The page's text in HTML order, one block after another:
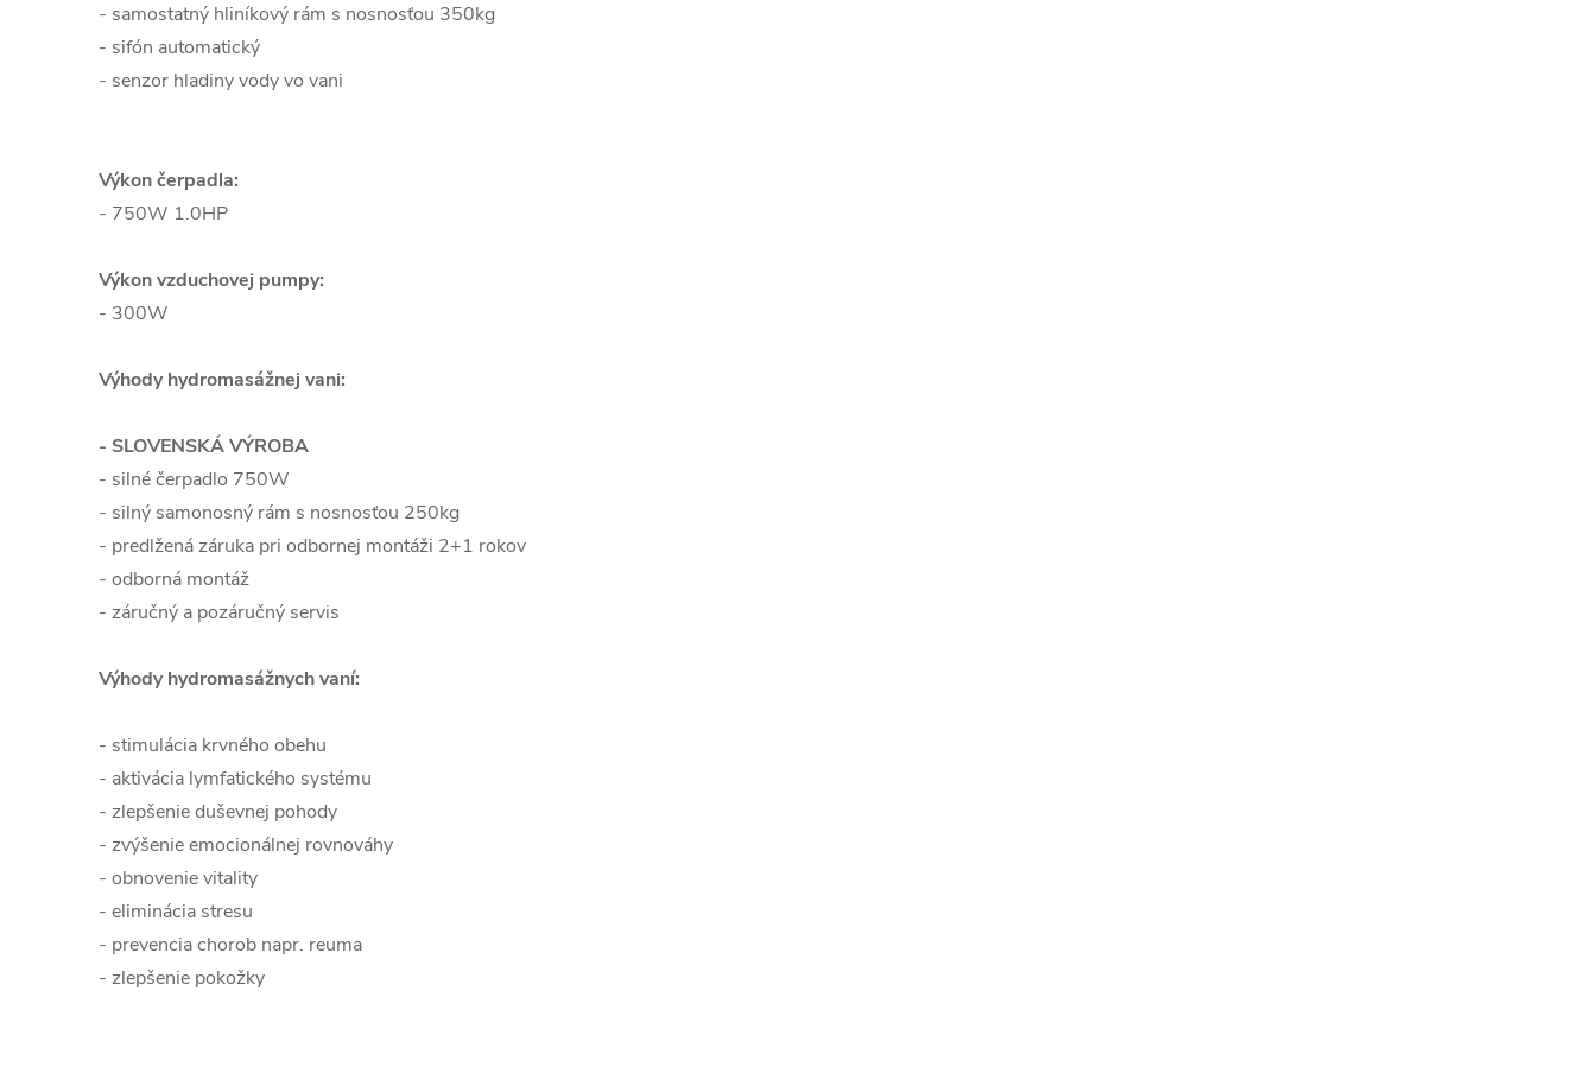
- samostatný hliníkový rám s nosnosťou 350kg
- sifón automatický
- senzor hladiny vody vo vani
Výkon čerpadla:
- 750W 1.0HP
Výkon vzduchovej pumpy:
- 300W
Výhody hydromasážnej vani:
- SLOVENSKÁ VÝROBA
- silné čerpadlo 750W
- silný samonosný rám s nosnosťou 250kg
- predlžená záruka pri odbornej montáži 2+1 rokov
- odborná montáž
- záručný a pozáručný servis
Výhody hydromasážnych vaní:
- stimulácia krvného obehu
- aktivácia lymfatického systému
- zlepšenie duševnej pohody
- zvýšenie emocionálnej rovnováhy
- obnovenie vitality
- eliminácia stresu
- prevencia chorob napr. reuma
- zlepšenie pokožky